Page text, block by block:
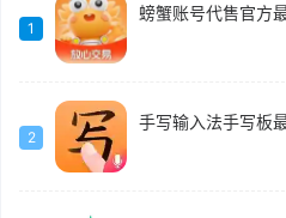
1
螃蟹账号代售官方
2
手写输入法手写板